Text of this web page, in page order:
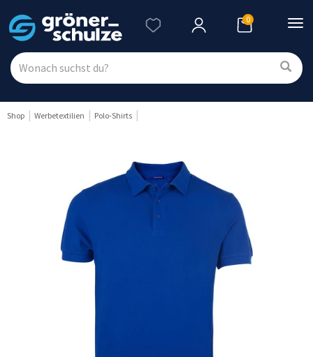
0
Shop Werbetextilien Polo-Shirts